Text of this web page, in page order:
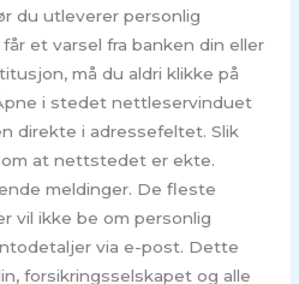
du utleverer personlig
et varsel fra banken din eller
må du aldri klikke på
i stedet nettleservinduet
direkte i adressefeltet. Slik
at nettstedet er ekte.
meldinger. De fleste
vil ikke be om personlig
via e-post. Dette
forsikringsselskapet og alle